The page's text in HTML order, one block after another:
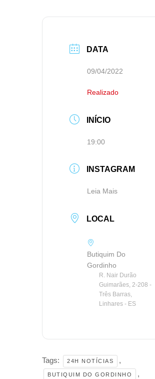
DATA
09/04/2022
Realizado
INÍCIO
19:00
INSTAGRAM
Leia Mais
LOCAL
Butiquim Do
Gordinho
R. Nair Durão
Guimarães, 2-208 -
Três Barras,
Linhares - ES
Tags: 24H NOTÍCIAS ,
BUTIQUIM DO GORDINHO ,